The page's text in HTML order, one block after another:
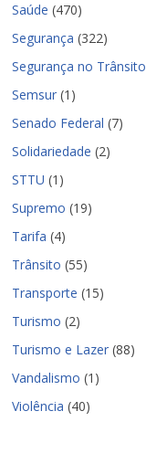
Saúde (470)
Segurança (322)
Segurança no Trânsito
Semsur (1)
Senado Federal (7)
Solidariedade (2)
STTU (1)
Supremo (19)
Tarifa (4)
Trânsito (55)
Transporte (15)
Turismo (2)
Turismo e Lazer (88)
Vandalismo (1)
Violência (40)